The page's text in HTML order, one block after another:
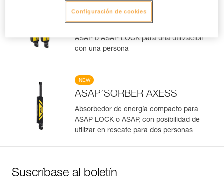
ASAP’SORBER
ASAP o ASAP LOCK para una utilización
con una persona
NEW
ASAP’SORBER AXESS
Absorbedor de energía compacto para
ASAP LOCK o ASAP, con posibilidad de
utilizar en rescate para dos personas
Suscríbase al boletín
Configuración de cookies